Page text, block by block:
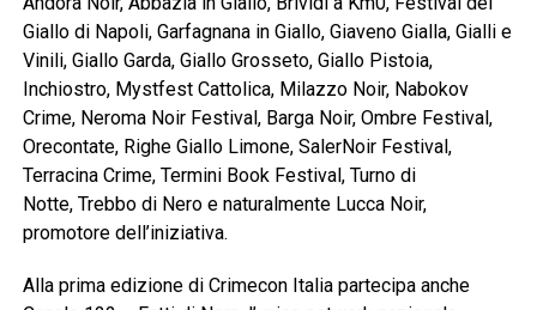
Giallo di Napoli, Garfagnana in Giallo, Giaveno Gialla, Gialli e
Vinili, Giallo Garda, Giallo Grosseto, Giallo Pistoia,
Inchiostro, Mystfest Cattolica, Milazzo Noir, Nabokov
Crime, Neroma Noir Festival, Barga Noir, Ombre Festival,
Orecontate, Righe Giallo Limone, SalerNoir Festival,
Terracina Crime, Termini Book Festival, Turno di
Notte, Trebbo di Nero e naturalmente Lucca Noir,
promotore dell’iniziativa.
Alla prima edizione di Crimecon Italia partecipa anche